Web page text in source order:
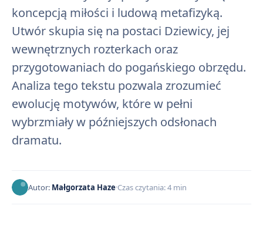
koncepcją miłości i ludową metafizyką.
Utwór skupia się na postaci Dziewicy, jej
wewnętrznych rozterkach oraz
przygotowaniach do pogańskiego obrzędu.
Analiza tego tekstu pozwala zrozumieć
ewolucję motywów, które w pełni
wybrzmiały w późniejszych odsłonach
dramatu.
Autor: Małgorzata Haze Czas czytania: 4 min